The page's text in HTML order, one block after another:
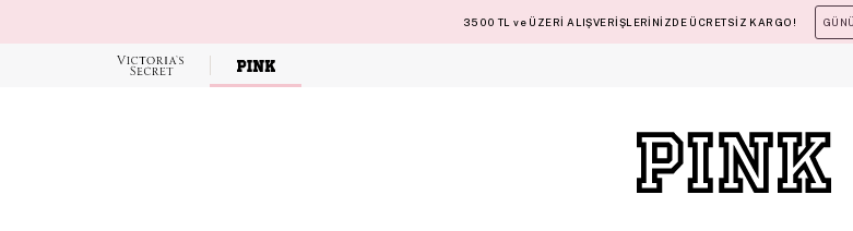
3500 TL ve ÜZERİ ALIŞVERİŞLERİNİZDE ÜCRETSİZ KARGO!
Victoria's